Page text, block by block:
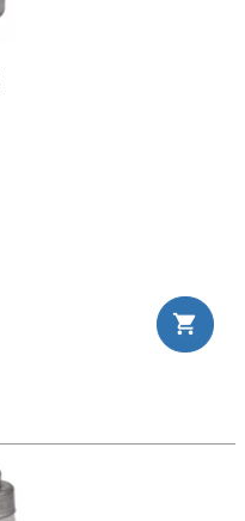
shopping_cart